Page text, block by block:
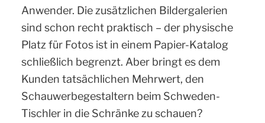
Anwender. Die zusätzlichen Bildergalerien
sind schon recht praktisch – der physische
Platz für Fotos ist in einem Papier-Katalog
schließlich begrenzt. Aber bringt es dem
Kunden tatsächlichen Mehrwert, den
Schauwerbegestaltern beim Schweden-
Tischler in die Schränke zu schauen?